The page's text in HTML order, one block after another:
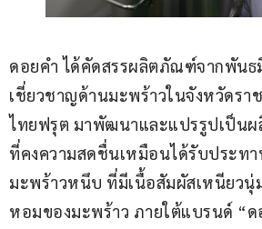
ดอยคำ ได้คัดสรรผลิตภัณฑ์จากพันธ
เชี่ยวชาญด้านมะพร้าวในจังหวัดรา
ไทยฟรุต มาพัฒนาและแปรรูปเป็น
ที่คงความสดชื่นเหมือนได้รับประท
มะพร้าวหนึบ ที่มีเนื้อสัมผัสเหนียวนุ่
หอมของมะพร้าว ภายใต้แบรนด์ “ด